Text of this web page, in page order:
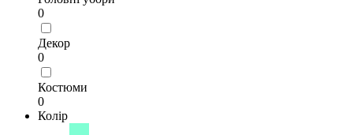
0
Декор
0
Костюми
0
Колір